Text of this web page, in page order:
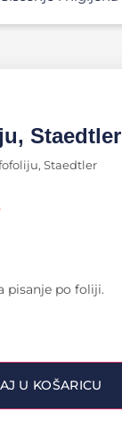
Staedtler
Staedtler
pisanje po foliji.
U KOŠARICU